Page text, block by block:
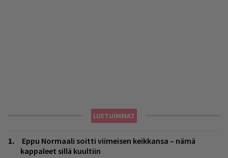
LUETUIMMAT
Eppu Normaali soitti viimeisen keikkansa – nämä
kappaleet sillä kuultiin